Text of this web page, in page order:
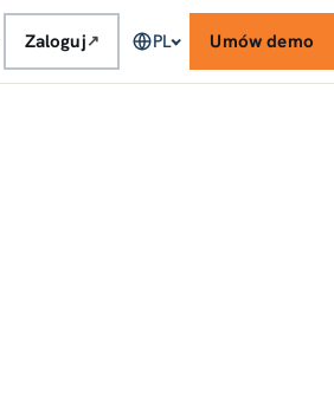
Zaloguj↗ PL Umów demo